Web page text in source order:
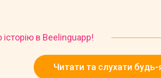
в Beelinguapp!
Читати та слухати